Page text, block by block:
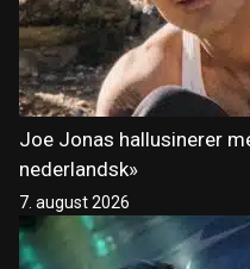
Joe Jonas hallusinerer
nederlandsk»
7. august 2026